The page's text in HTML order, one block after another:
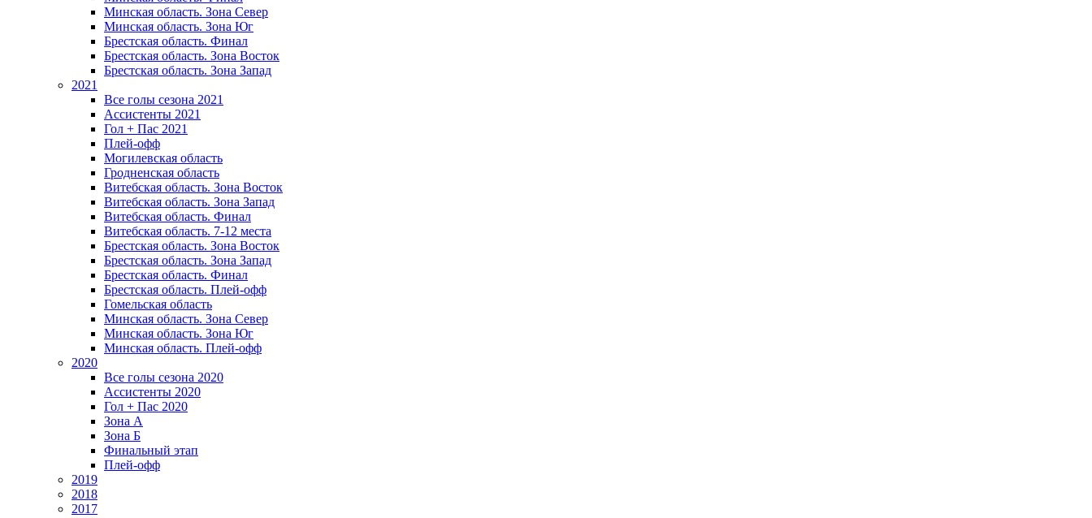
Минская область. Зона Север
Минская область. Зона Юг
Брестская область. Финал
Брестская область. Зона Восток
Брестская область. Зона Запад
2021
Все голы сезона 2021
Ассистенты 2021
Гол + Пас 2021
Плей-офф
Могилевская область
Гродненская область
Витебская область. Зона Восток
Витебская область. Зона Запад
Витебская область. Финал
Витебская область. 7-12 места
Брестская область. Зона Восток
Брестская область. Зона Запад
Брестская область. Финал
Брестская область. Плей-офф
Гомельская область
Минская область. Зона Север
Минская область. Зона Юг
Минская область. Плей-офф
2020
Все голы сезона 2020
Ассистенты 2020
Гол + Пас 2020
Зона А
Зона Б
Финальный этап
Плей-офф
2019
2018
2017